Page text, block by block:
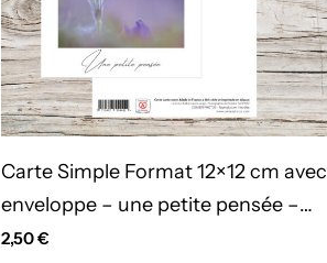
Carte Simple Format 12×12 cm avec
enveloppe – une petite pensée –
anémone CS222
2,50€